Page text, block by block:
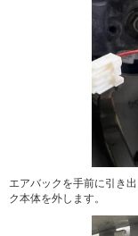
エアバックを手前に引き
ク本体を外します。